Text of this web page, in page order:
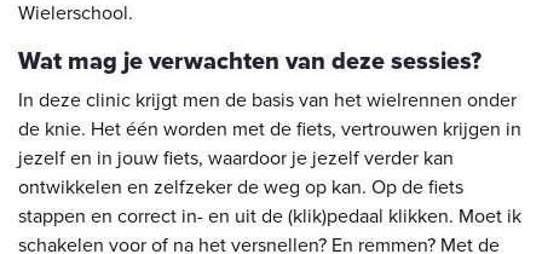
Wielerschool.
Wat mag je verwachten van deze sessies?
In deze clinic krijgt men de basis van het wielrennen onder
de knie. Het één worden met de fiets, vertrouwen krijgen in
jezelf en in jouw fiets, waardoor je jezelf verder kan
ontwikkelen en zelfzeker de weg op kan. Op de fiets
stappen en correct in- en uit de (klik)pedaal klikken. Moet ik
schakelen voor of na het versnellen? En remmen? Met de